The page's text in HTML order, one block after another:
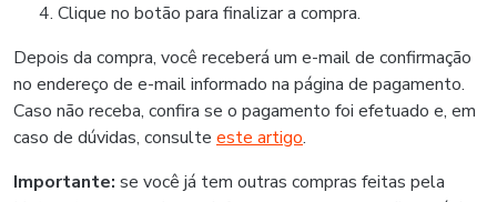
Clique no botão para finalizar a compra.
Depois da compra, você receberá um e-mail de confirmação
no endereço de e-mail informado na página de pagamento.
Caso não receba, confira se o pagamento foi efetuado e, em
caso de dúvidas, consulte este artigo.
Importante: se você já tem outras compras feitas pela